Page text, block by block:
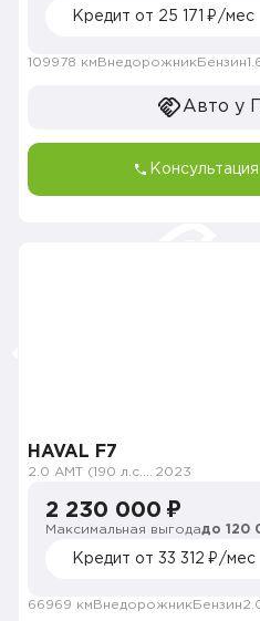
Кредит от 25 171 ₽/мес
109978 км Внедорожник Бензин
Авто у
Консультация
HAVAL F7
2023
2 230 000 ₽
Максимальная выгодадо 120
Кредит от 33 312 ₽/мес
66969 км Внедорожник Бензин